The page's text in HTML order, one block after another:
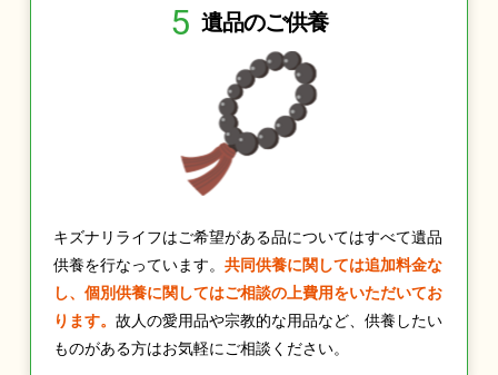
5 遺品のご供養
キズナリライフはご希望がある品についてはすべて遺品
供養を行なっています。 共同供養に関しては追加料金な
し、個別供養に関してはご相談の上費用をいただいてお
ります。 故人の愛用品や宗教的な用品など、供養したい
ものがある方はお気軽にご相談ください。